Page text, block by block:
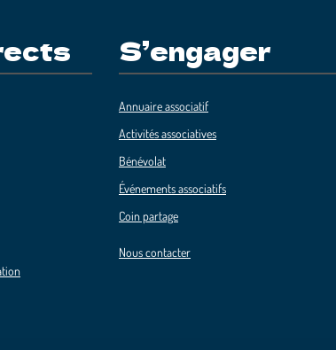
S’engager
Annuaire associatif
Activités associatives
Bénévolat
Événements associatifs
Coin partage
Nous contacter